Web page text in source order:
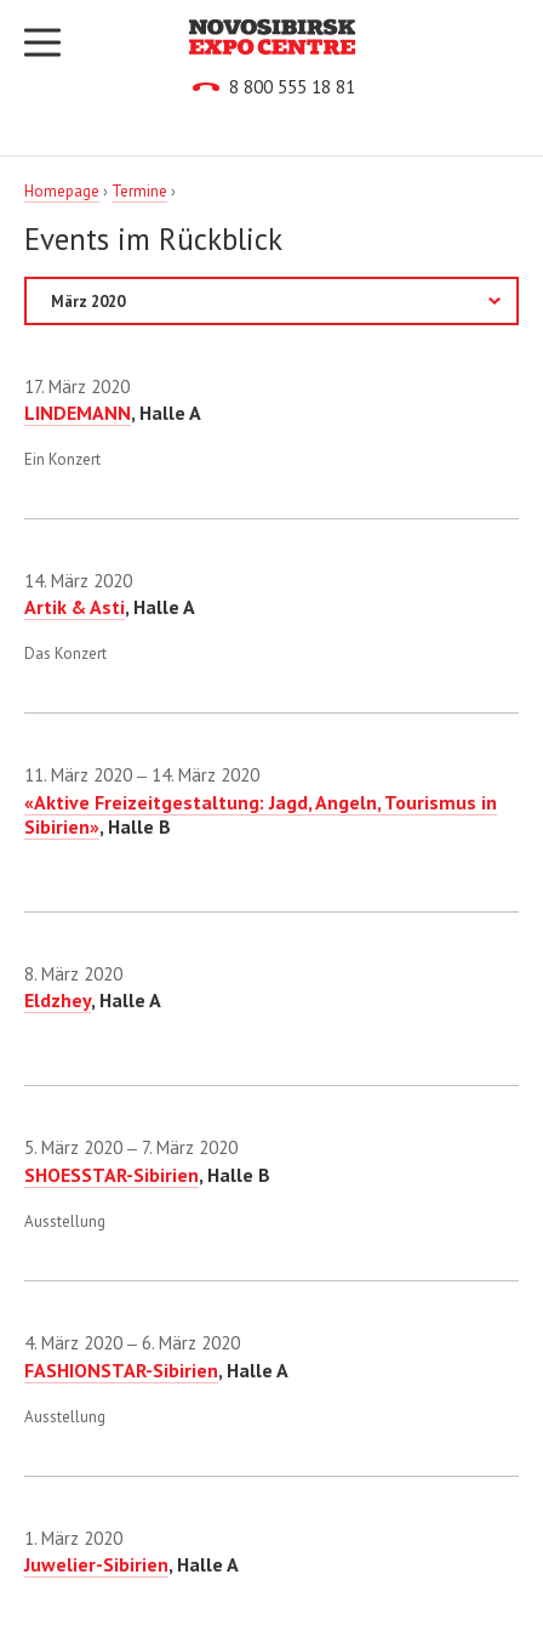
8 800 555 18 81
Homepage › Termine ›
Events im Rückblick
2014
2015
2018
2019
2020
Januar
März
November
17. März 2020
LINDEMANN, Halle A
Ein Konzert
14. März 2020
Artik & Asti, Halle A
Das Konzert
11. März 2020 — 14. März 2020
«Aktive Freizeitgestaltung: Jagd, Angeln, Tourismus in
Sibirien», Halle B
8. März 2020
Eldzhey, Halle A
5. März 2020 — 7. März 2020
SHOESSTAR-Sibirien, Halle B
Ausstellung
4. März 2020 — 6. März 2020
FASHIONSTAR-Sibirien, Halle A
Ausstellung
1. März 2020
Juwelier-Sibirien, Halle A